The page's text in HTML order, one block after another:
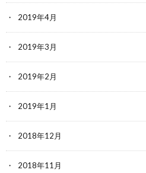
2019年4月
2019年3月
2019年2月
2019年1月
2018年12月
2018年11月